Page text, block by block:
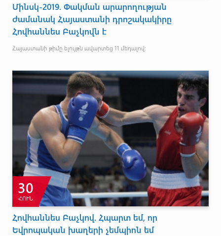
Մինսկ-2019. Փակման արարողության
ժամանակ Հայաստանի դրոշակակիրը
Հովհաննես Բաչկովն է
Հայաստանի թիմը ելույթն ավարտեց 11 մեդալով:
30
ՀՈՒՆ
Հովհաննես Բաչկով. Հպարտ եմ, որ
Եվրոպական խաղերի չեմպիոն եմ